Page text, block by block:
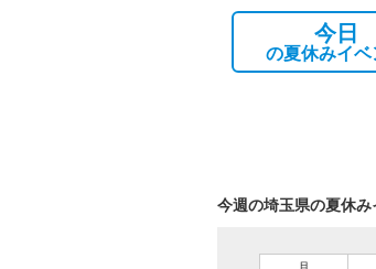
今日
の夏休みイベ
今週の埼玉県の夏休